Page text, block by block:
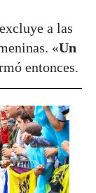
a las
«Un
entonces.